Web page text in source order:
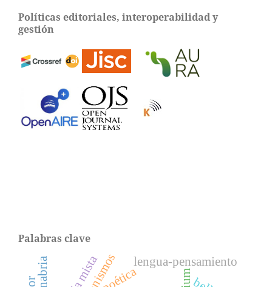
Políticas editoriales, interoperabilidad y
gestión
Palabras clave
lengua-pensamiento
poética
la mista